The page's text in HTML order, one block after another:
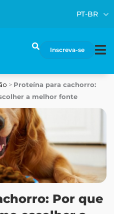
PT-BR
Inscreva-se
Pesquisar
> Proteína para cachorro:
a melhor fonte
Por que